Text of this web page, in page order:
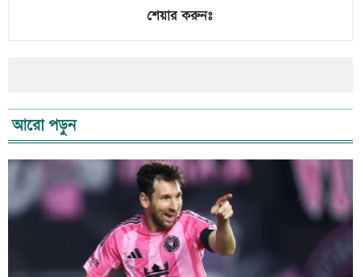
শেয়ার করুনঃ
আরো পড়ুন